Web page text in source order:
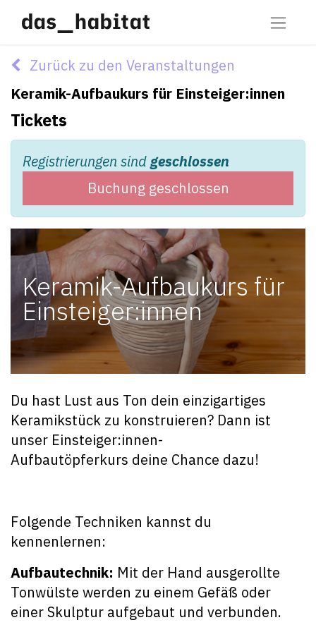
Zurück zu den Veranstaltungen
Keramik-Aufbaukurs für Einsteiger:innen
Tickets
Registrierungen sindgeschlossen
Buchung geschlossen
Keramik-Aufbaukurs für
Einsteiger:innen
Du hast Lust aus Ton dein einzigartiges
Keramikstück zu konstruieren? Dann ist
unser Einsteiger:innen-
Aufbautöpferkurs deine Chance dazu!
Folgende Techniken kannst du
kennenlernen:
Aufbautechnik: Mit der Hand ausgerollte
Tonwülste werden zu einem Gefäß oder
einerSkulptur aufgebaut und verbunden.